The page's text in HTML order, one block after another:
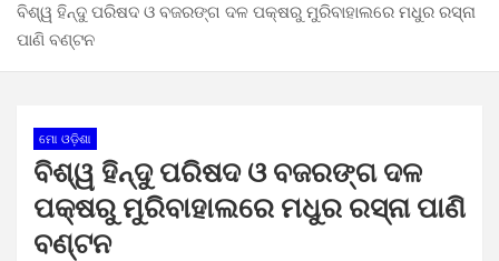
ବିଶ୍ୱ ହିନ୍ଦୁ ପରିଷଦ ଓ ବଜରଙ୍ଗ ଦଳ ପକ୍ଷରୁ ମୁରିବାହାଲରେ ମଧୁର ରସ୍ନା
ପାଣି ବଣ୍ଟନ
ମୋ ଓଡ଼ିଶା
ବିଶ୍ୱ ହିନ୍ଦୁ ପରିଷଦ ଓ ବଜରଙ୍ଗ ଦଳ
ପକ୍ଷରୁ ମୁରିବାହାଲରେ ମଧୁର ରସ୍ନା ପାଣି
ବଣ୍ଟନ